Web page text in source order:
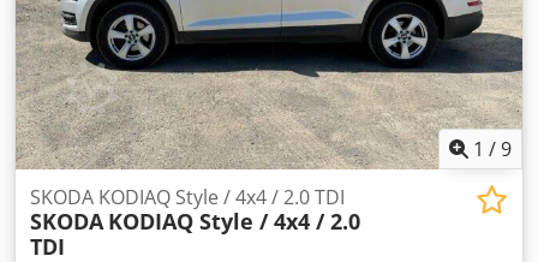
1 /9
SKODA KODIAQ Style / 4x4 / 2.0 TDI
SKODA KODIAQ Style / 4x4 / 2.0
TDI